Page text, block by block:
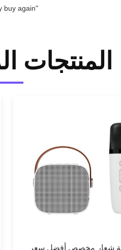
"Great value for money. Works perfectly and arrived quickly. Will definitely buy again."
المنتجات
شعار مخصص أفضل سعر